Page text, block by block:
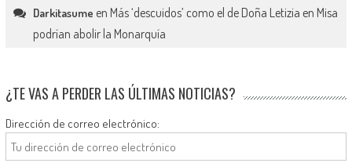
Darkitasume en Más ‘descuidos’ como el de Doña Letizia en Misa
podrían abolir la Monarquía
¿TE VAS A PERDER LAS ÚLTIMAS NOTICIAS?
Dirección de correo electrónico: